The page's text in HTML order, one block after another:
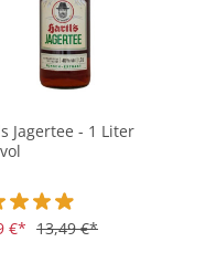
von 5 Sternen
Jagertee - 1 Liter
Bewertung
€* 13,49 €*